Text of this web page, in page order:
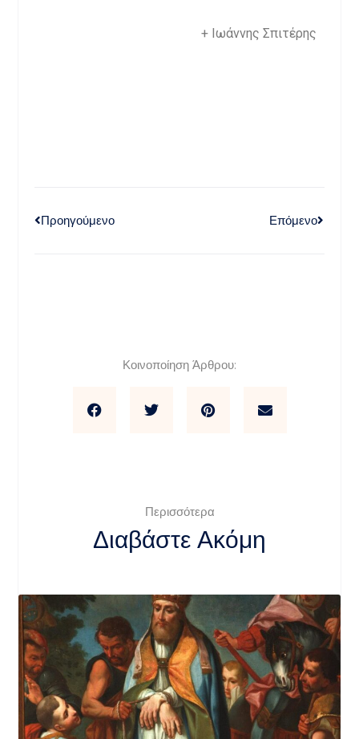
+ Ιωάννης Σπιτέρης
Προηγούμενο Επόμενο
Κοινοποίηση Άρθρου:
Περισσότερα
Διαβάστε Ακόμη